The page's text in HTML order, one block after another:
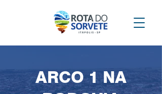
ARCO 1 NA